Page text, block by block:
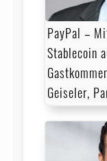
PayPal –
Stablecoin
Geiseler,